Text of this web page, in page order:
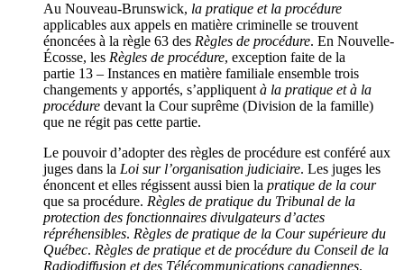
Au Nouveau-Brunswick, la pratique et la procédure
applicables aux appels en matière criminelle se trouvent
énoncées à la règle 63 des Règles de procédure. En Nouvelle-
Écosse, les Règles de procédure, exception faite de la
partie 13 – Instances en matière familiale ensemble trois
changements y apportés, s’appliquent à la pratique et à la
procédure devant la Cour suprême (Division de la famille)
que ne régit pas cette partie.
Le pouvoir d’adopter des règles de procédure est conféré aux
juges dans la Loi sur l’organisation judiciaire. Les juges les
énoncent et elles régissent aussi bien la pratique de la cour
que sa procédure. Règles de pratique du Tribunal de la
protection des fonctionnaires divulgateurs d’actes
répréhensibles. Règles de pratique de la Cour supérieure du
Québec. Règles de pratique et de procédure du Conseil de la
Radiodiffusion et des Télécommunications canadiennes.